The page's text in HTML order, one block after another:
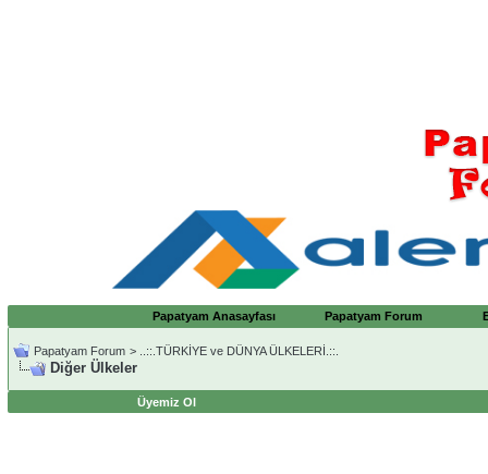
Papatyam Anasayfası Papatyam Forum
Papatyam Forum > ..::.TÜRKİYE ve DÜNYA ÜLKELERİ.::.
Diğer Ülkeler
Üyemiz Ol